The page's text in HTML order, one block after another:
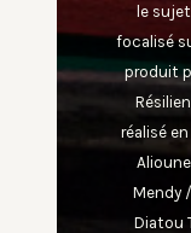
le
focalisé
produit
réalisé
Mendy /
Diatou